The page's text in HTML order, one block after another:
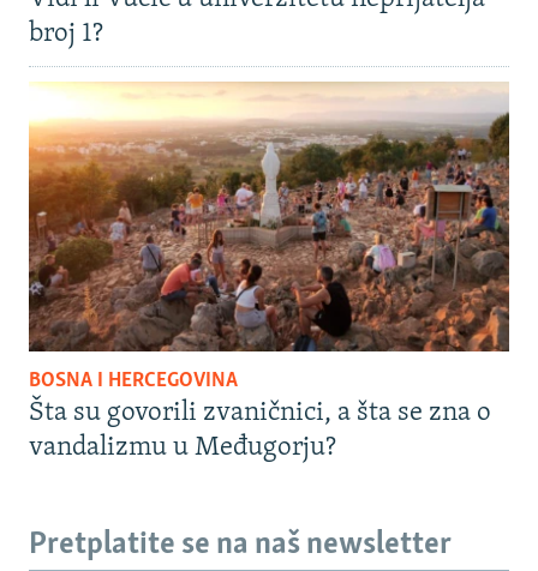
broj 1?
BOSNA I HERCEGOVINA
Šta su govorili zvaničnici, a šta se zna o
vandalizmu u Međugorju?
Pretplatite se na naš newsletter